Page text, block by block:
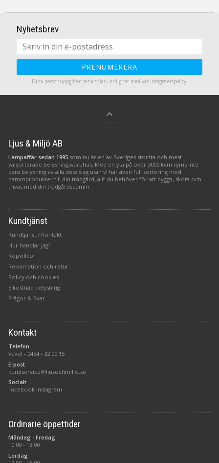
Nyhetsbrev
PRENUMERERA
Dina personuppgifter behandlas i enlighet med vår integritetspolicy.
keyboard_arrow_up
Ljus & Miljö AB
Lampaffär sedan 1995 som nu är en av Sveriges största och mest
välsorterade belysningsvaruhus. Med en yta på över 3000 kvm ryms inte
bara belysning av alla dess slag utan vi har även full sortering med
dammprodukter till din trädgård, allt du behöver för att bygga, sköta och
trivas med din trädgårdsdamm.
Kundtjänst
Kundtjänst / Kontakt
Hur handlar jag?
Köpvillkor
Reklamation och retur
Policy och cookies
Elkostnad belysning
Frågor & Svar
Kontakt
Telefon
Växel - 0454 - 32 00 15
E-post
kundservice@ljusochmiljo.se
Socialt
Facebook Instagram
Ordinarie öppettider
Måndag - Fredag
10:00 - 18:00
Lördag